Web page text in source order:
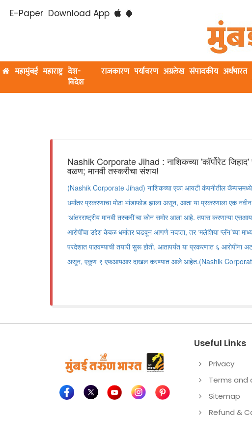
E-Paper Download App
महामुंबई महाराष्ट्र देश-
विदेश
राजकारण पर्यावरण अग्रलेख संपादकीय अर्थभारत
Nashik Corporate Jihad : नाशिकच्या 'कॉर्पोरेट
वळण; मानवी तस्करीचा संशय!
(Nashik Corporate Jihad) नाशिकच्या एका आयटी कंपनीतील
धर्मांतर प्रकरणाचा मोठा भांडाफोड झाला असून, आता या प्रकरणाला एक
‘आंतरराष्ट्रीय मानवी तस्करी’चा कोन समोर आला आहे. तपास करणाऱ्या
आरोपींचा उद्देश केवळ धर्मांतर घडवून आणणे नव्हता, तर ‘मलेशिया प्लॅन’च्या
परदेशात पाठवण्याची तयारी सुरू होती. आतापर्यंत या प्रकरणात ६ आरोपींना
असून, एकूण ९ एफआयआर दाखल करण्यात आले आहेत.(Nashik
Useful Links
Privacy
Terms and
Sitemap
Refund &